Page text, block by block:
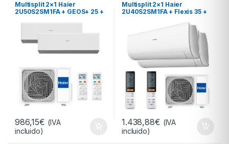
Multisplit 2×1 Haier
2U50S2SM1FA + GEOS+ 25 +
986,15€ (IVA
incluido)
Multisplit 2×1 Haier
2U40S2SM1FA + Flexis 35 +
1.438,88€ (IVA
incluido)